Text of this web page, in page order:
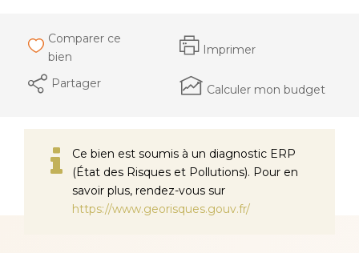
Comparer ce
bien
Imprimer
Partager Calculer mon budget
Ce bien est soumis à un diagnostic ERP
(État des Risques et Pollutions). Pour en
savoir plus, rendez-vous sur
https://www.georisques.gouv.fr/